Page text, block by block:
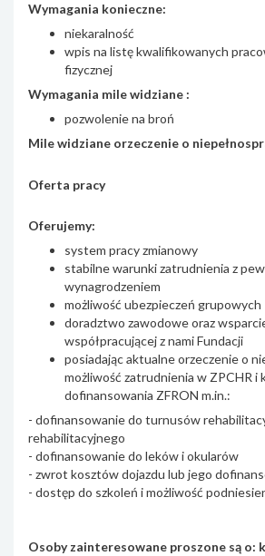
Wymagania konieczne:
niekaralność
wpis na listę kwalifikowanych
fizycznej
Wymagania mile widziane :
pozwolenie na broń
Mile widziane orzeczenie o
Oferta pracy
Oferujemy:
system pracy zmianowy
stabilne warunki zatrudnienia z
wynagrodzeniem
możliwość ubezpieczeń grupowych
doradztwo zawodowe oraz
współpracującej z nami Fundacji
posiadając aktualne orzeczenie o
możliwość zatrudnienia w ZPCHR i
dofinansowania ZFRON m.in.:
- dofinansowanie do turnusów
rehabilitacyjnego
- dofinansowanie do leków i okularów
- zwrot kosztów dojazdu lub jego
- dostęp do szkoleń i możliwość
Osoby zainteresowane proszone są o: